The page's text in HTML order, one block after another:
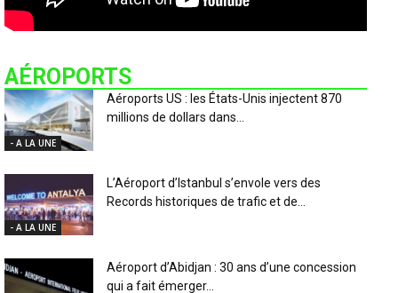
AÉROPORTS
- A LA UNE
Aéroports US : les États-Unis injectent 870
millions de dollars dans...
- A LA UNE
L’Aéroport d’Istanbul s’envole vers des
Records historiques de trafic et de...
Aéroport d’Abidjan : 30 ans d’une concession
qui a fait émerger...